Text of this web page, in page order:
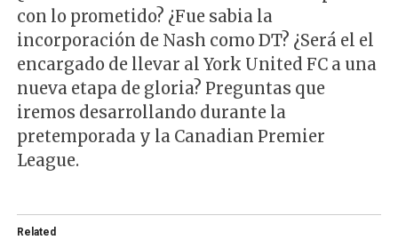
con lo prometido? ¿Fue sabia la
incorporación de Nash como DT? ¿Será el el
encargado de llevar al York United FC a una
nueva etapa de gloria? Preguntas que
iremos desarrollando durante la
pretemporada y la Canadian Premier
League.
Related